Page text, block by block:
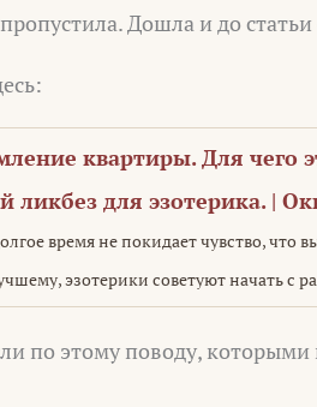
Дошла и до
квартиры. Для чего
ликбез для эзотерика. |
время не покидает чувство, что
эзотерики советуют начать с
по этому поводу, которыми